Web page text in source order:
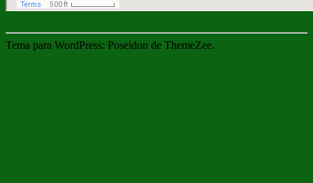
Tema para WordPress: Poseidon de ThemeZee.